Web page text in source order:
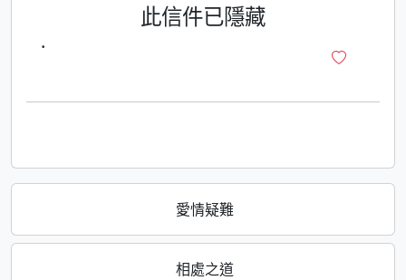
愛情疑難
相處之道
此信件已隱藏
·